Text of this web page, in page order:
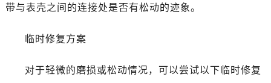
带与表壳之间的连接处是否有松动的迹象。
临时修复方案
对于轻微的磨损或松动情况，可以尝试以下临时修复